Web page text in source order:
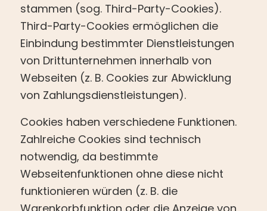
stammen (sog. Third-Party-Cookies).
Third-Party-Cookies ermöglichen die
Einbindung bestimmter Dienstleistungen
von Drittunternehmen innerhalb von
Webseiten (z. B. Cookies zur Abwicklung
von Zahlungsdienstleistungen).
Cookies haben verschiedene Funktionen.
Zahlreiche Cookies sind technisch
notwendig, da bestimmte
Webseitenfunktionen ohne diese nicht
funktionieren würden (z. B. die